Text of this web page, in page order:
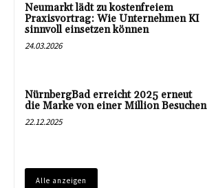
Neumarkt lädt zu kostenfreiem
Praxisvortrag: Wie Unternehmen KI
sinnvoll einsetzen können
24.03.2026
NürnbergBad erreicht 2025 erneut
die Marke von einer Million Besuchen
22.12.2025
Alle anzeigen